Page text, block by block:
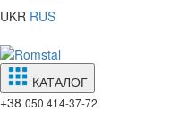
UKR RUS
КАТАЛОГ
+38 050 414-37-72